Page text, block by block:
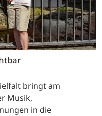
bringt am
Musik,
in die